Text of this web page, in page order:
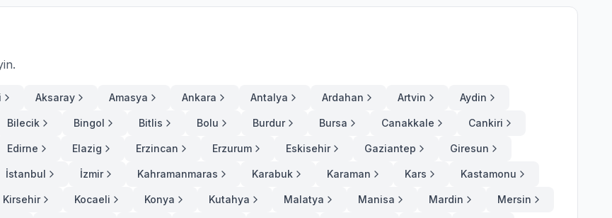
Aksaray Amasya Ankara Antalya Ardahan Artvin Aydin
Bilecik Bingol Bitlis Bolu Burdur Bursa Canakkale Cankiri
Edirne Elazig Erzincan Erzurum Eskisehir Gaziantep Giresun
İstanbul İzmir Kahramanmaras Karabuk Karaman Kars Kastamonu
Kirsehir Kocaeli Konya Kutahya Malatya Manisa Mardin Mersin